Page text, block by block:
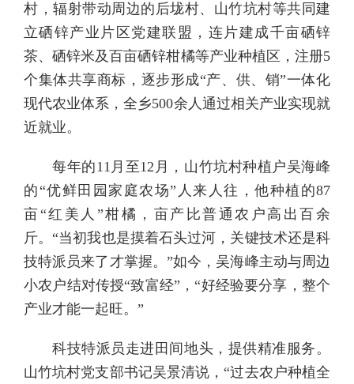
村，辐射带动周边的后垅村、山竹坑村等共同建
立硒锌产业片区党建联盟，连片建成千亩硒锌
茶、硒锌米及百亩硒锌柑橘等产业种植区，注册5
个集体共享商标，逐步形成“产、供、销”一体化
现代农业体系，全乡500余人通过相关产业实现就
近就业。
每年的11月至12月，山竹坑村种植户吴海峰
的“优鲜田园家庭农场”人来人往，他种植的87
亩“红美人”柑橘，亩产比普通农户高出百余
斤。“当初我也是摸着石头过河，关键技术还是科
技特派员来了才掌握。”如今，吴海峰主动与周边
小农户结对传授“致富经”，“好经验要分享，整个
产业才能一起旺。”
科技特派员走进田间地头，提供精准服务。
山竹坑村党支部书记吴景清说，“过去农户种植全